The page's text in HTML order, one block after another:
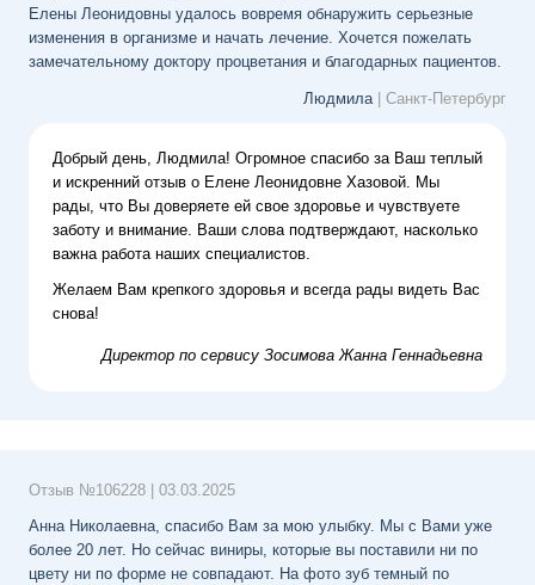
Елены Леонидовны удалось вовремя обнаружить серьезные
изменения в организме и начать лечение. Хочется пожелать
замечательному доктору процветания и благодарных пациентов.
Людмила | Санкт-Петербург
Добрый день, Людмила! Огромное спасибо за Ваш теплый
и искренний отзыв о Елене Леонидовне Хазовой. Мы
рады, что Вы доверяете ей свое здоровье и чувствуете
заботу и внимание. Ваши слова подтверждают, насколько
важна работа наших специалистов.
Желаем Вам крепкого здоровья и всегда рады видеть Вас
снова!
Директор по сервису Зосимова Жанна Геннадьевна
Отзыв №106228
03.03.2025
Анна Николаевна, спасибо Вам за мою улыбку. Мы с Вами уже
более 20 лет. Но сейчас виниры, которые вы поставили ни по
цвету ни по форме не совпадают. На фото зуб темный по